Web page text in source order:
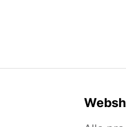
solgt mere end 1800